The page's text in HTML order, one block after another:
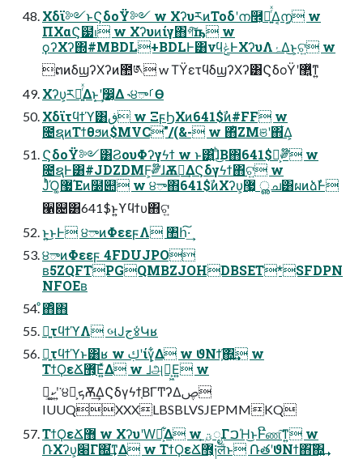
Χδϊ༻ͱϚδοΫ༻ w ΧʔυཪͷΤοδʹന࿮͕ೖ͍ͬͯΔ͔൱͔ w
ΠΧαϚ๷ࢭ w Χʔυͷίγ΋গ͠ҧ͏ w
ϙʔΧʔ΍#MBDL+BDLͰ͸νϥݟͰΧʔυΛۂ͛Δ͜ͱ͕ଟ͍ w
ຕͷδϣʔΧʔͷ಺༁ w ΤΫετϥδϣʔΧʔ͸ϚδοΫʹ޲͍ͯͳ͍
Χʔυ͕ཪฦ͍ͬͯΔͱ͙͢ʹ෼͔Δ ˞੪ాࡱӨ
Χδϊτϥϯϓ͸ڧ w ΞϝϦΧͷ641$ࣾͷ#FF w
೔ຊͷΤϯθϧͷ$MVC"/(&- w ΋ͪΖΜଞʹ΋͋Δ͕
ϚδοΫ༻͸ϨουΦʔγϟϯ w ͱ͸͍͑ɺͪ͜Β΋641$͕ࣾ༗໊ w
೔ຊͰ͸#JDZDMF͕༗໊ɺѪ༻͢ΔϚδγϟϯ΋ଟ͍ w
ͿͬͪΌ͚޷Έͷ໰୊ w ੪ా΋641$ࣾͷΧʔυ͕޷͖ ൢച͸ผͷձࣾͰ
੡଄͸641$ͱ͍͏ϒϥϯυ΋ଟ͍
ͱ͍͏͜ͱͰ ੪ాͷΦεεϝΛ ঺հ͠·͢
੪ాͷΦεεϝ 4FDUJPO
ʙ5ZQFTPGQMBZJOHDBSET*SFDPN
NFOEʙ
ͦ΋ͦ΋
ྑ͍τϥϯϓΛ બͿج४ͬͯԿʁ
ྑ͍τϥϯϓͱ͸ʁ w ࢴʹίγ͕͋Δ w ϑΝϯ͕͠΍͍͢ w
ΤϯϘεՃ޻͕͞Ε͍ͯΔ w ࡋஅ໘͕͖Ε͍ w
ކ༹͕͚ʹ͍͘ ੪ా͕ܟѪ͢ΔϚδγϟϯ͔Β͘ΓͲʔΔࢯ
IUUQXXXLBSBLVSJEPMMKQ
ΤϯϘεՃ޻ w ΧʔυʹԜತ͕͋Δ w ۭؾ͕ೖΓࠐΉ͜ͱͰີண͠ͳ͍ w
݁ՌΧʔυ͕׈Γ΍͘͢ͳΔ w ΤϯϘεՃ޻͕༏लͩͱ ݁ՌతʹϑΝϯ΋͠΍͍͢